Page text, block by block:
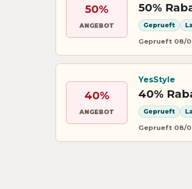
50%
ANGEBOT
50%
Geprueft
Geprueft 08/
40%
ANGEBOT
YesStyle
40%
Geprueft
Geprueft 08/